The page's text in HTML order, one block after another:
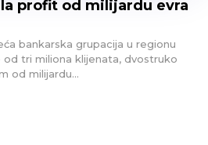
profit od milijardu evra
bankarska grupacija u regionu
od tri miliona klijenata, dvostruko
od milijardu...